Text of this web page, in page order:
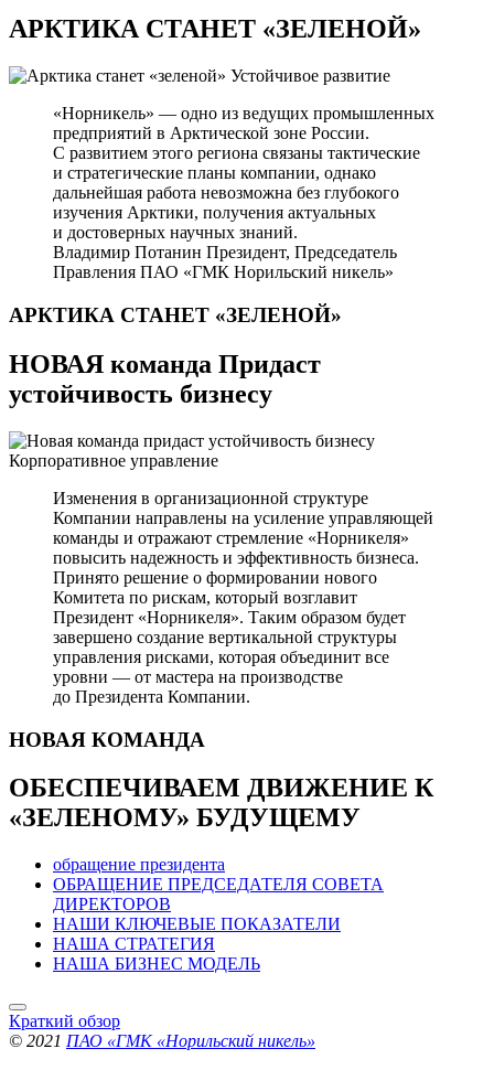
АРКТИКА СТАНЕТ «ЗЕЛЕНОЙ»
Устойчивое развитие
«Норникель» — одно из ведущих промышленных
предприятий в Арктической зоне России.
С развитием этого региона связаны тактические
и стратегические планы компании, однако
дальнейшая работа невозможна без глубокого
изучения Арктики, получения актуальных
и достоверных научных знаний.
Владимир Потанин Президент, Председатель
Правления ПАО «ГМК Норильский никель»
АРКТИКА СТАНЕТ «ЗЕЛЕНОЙ»
НОВАЯ команда Придаст
устойчивость бизнесу
Корпоративное управление
Изменения в организационной структуре
Компании направлены на усиление управляющей
команды и отражают стремление «Норникеля»
повысить надежность и эффективность бизнеса.
Принято решение о формировании нового
Комитета по рискам, который возглавит
Президент «Норникеля». Таким образом будет
завершено создание вертикальной структуры
управления рисками, которая объединит все
уровни — от мастера на производстве
до Президента Компании.
НОВАЯ КОМАНДА
ОБЕСПЕЧИВАЕМ ДВИЖЕНИЕ К
«ЗЕЛЕНОМУ» БУДУЩЕМУ
обращение президента
ОБРАЩЕНИЕ ПРЕДСЕДАТЕЛЯ СОВЕТА
ДИРЕКТОРОВ
НАШИ КЛЮЧЕВЫЕ ПОКАЗАТЕЛИ
НАША СТРАТЕГИЯ
НАША БИЗНЕС МОДЕЛЬ
Краткий обзор
© 2021 ПАО «ГМК «Норильский никель»